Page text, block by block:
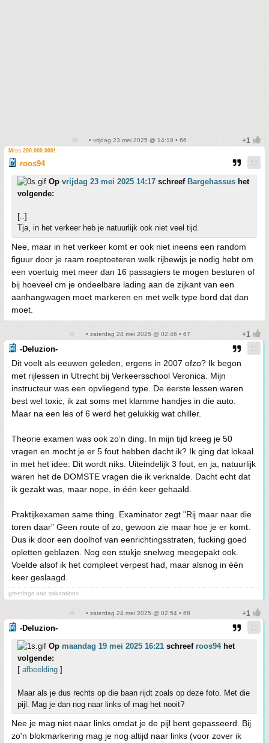
• vrijdag 23 mei 2025 @ 14:18 • 66
Miss 200.000.000!
roos94
Op vrijdag 23 mei 2025 14:17 schreef Bargehassus het
volgende:
[..]
Tja, in het verkeer heb je natuurlijk ook niet veel tijd.
Nee, maar in het verkeer komt er ook niet ineens een random
figuur door je raam roeptoeteren welk rijbewijs je nodig hebt om
een voertuig met meer dan 16 passagiers te mogen besturen of
bij hoeveel cm je ondeelbare lading aan de zijkant van een
aanhangwagen moet markeren en met welk type bord dat dan
moet.
• zaterdag 24 mei 2025 @ 02:46 • 67
-Deluzion-
Dit voelt als eeuwen geleden, ergens in 2007 ofzo? Ik begon
met rijlessen in Utrecht bij Verkeersschool Veronica. Mijn
instructeur was een opvliegend type. De eerste lessen waren
best wel toxic, ik zat soms met klamme handjes in die auto.
Maar na een les of 6 werd het gelukkig wat chiller.
Theorie examen was ook zo’n ding. In mijn tijd kreeg je 50
vragen en mocht je er 5 fout hebben dacht ik? Ik ging dat lokaal
in met het idee: Dit wordt niks. Uiteindelijk 3 fout, en ja, natuurlijk
waren het de DOMSTE vragen die ik verknalde. Dacht echt dat
ik gezakt was, maar nope, in één keer gehaald.
Praktijkexamen same thing. Examinator zegt "Rij maar naar die
toren daar” Geen route of zo, gewoon zie maar hoe je er komt.
Dus ik door een doolhof van eenrichtingsstraten, fucking goed
opletten geblazen. Nog een stukje snelweg meegepakt ook.
Voelde alsof ik het compleet verpest had, maar alsnog in één
keer geslaagd.
greetings and salutations
• zaterdag 24 mei 2025 @ 02:54 • 68
-Deluzion-
Op maandag 19 mei 2025 16:21 schreef roos94het
volgende:
[ afbeelding ]
Maar als je dus rechts op die baan rijdt zoals op deze foto. Met die
pijl. Mag je dan nog naar links of mag het nooit?
Nee je mag niet naar links omdat je de pijl bent gepasseerd. Bij
zo'n blokmarkering mag je nog altijd naar links (voor zover ik